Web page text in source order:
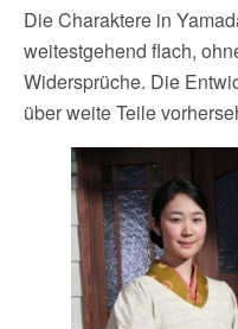
Die Charaktere in
weitestgehend flach,
Widersprüche. Die
über weite Teile